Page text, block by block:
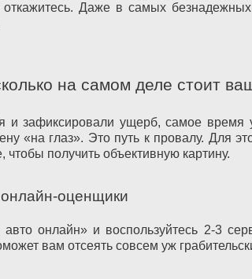
Даже в самых
на самом деле стоит
и зафиксировали ущерб, самое время
«на глаз». Это путь к провалу. Для
получить объективную картину.
оценщики
авто онлайн» и воспользуйтесь 2-3
вам отсеять совсем уж